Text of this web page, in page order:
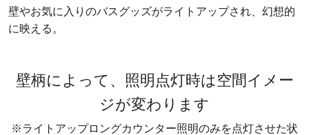
壁やお気に入りのバスグッズがライトアップされ、幻想的
に映える。
壁柄によって、照明点灯時は空間イメー
ジが変わります
※ライトアップロングカウンター照明のみを点灯させた状